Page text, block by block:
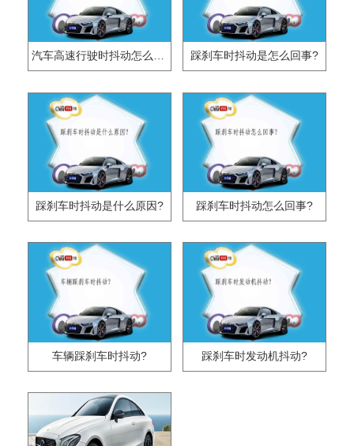
踩刹车时抖动是怎么回事?
踩刹车时抖动是什么原因? 踩刹车时抖动怎么回事?
车辆踩刹车时抖动? 踩刹车时发动机抖动?